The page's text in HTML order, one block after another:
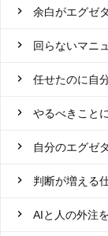
余白がエグゼ
回らないマニ
任せたのに自
やるべきこと
自分のエグゼ
判断が増える
AIと人の外注